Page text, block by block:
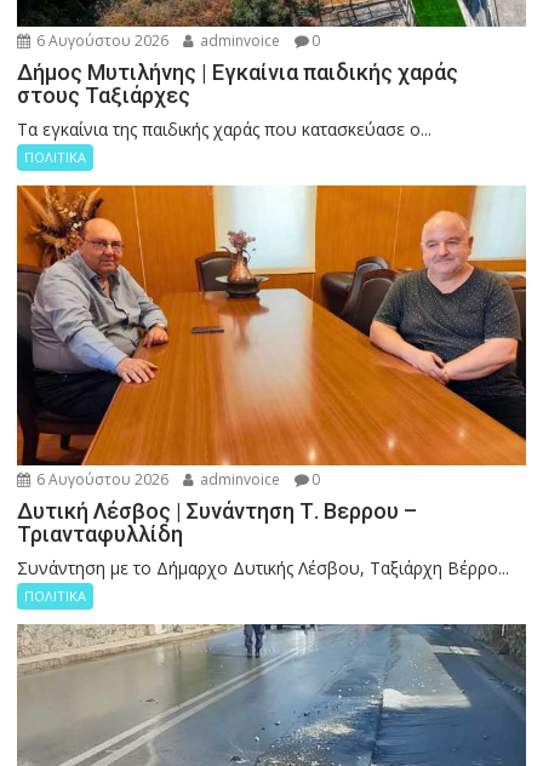
6 Αυγούστου 2026 adminvoice 0
Δήμος Μυτιλήνης | Εγκαίνια παιδικής χαράς
στους Ταξιάρχες
Tα εγκαίνια της παιδικής χαράς που κατασκεύασε ο...
ΠΟΛΙΤΙΚΑ
6 Αυγούστου 2026 adminvoice 0
Δυτική Λέσβος | Συνάντηση Τ. Βερρου –
Τριανταφυλλίδη
Συνάντηση με το Δήμαρχο Δυτικής Λέσβου, Ταξιάρχη Βέρρο...
ΠΟΛΙΤΙΚΑ